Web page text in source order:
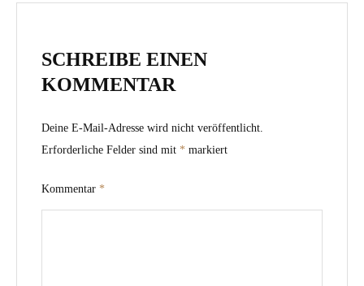
SCHREIBE EINEN
KOMMENTAR
Deine E-Mail-Adresse wird nicht veröffentlicht.
Erforderliche Felder sind mit * markiert
Kommentar *